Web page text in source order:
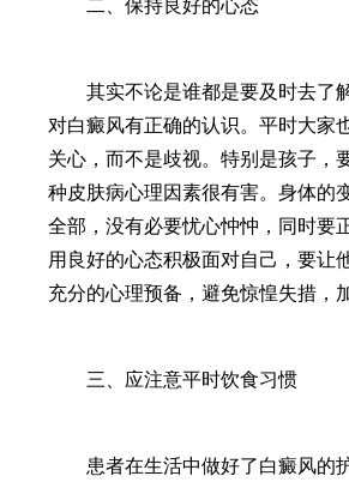
二、保持良好的心态
其实不论是谁都是要及时去了
对白癜风有正确的认识。平时大家
关心，而不是歧视。特别是孩子，
种皮肤病心理因素很有害。身体的
全部，没有必要忧心忡忡，同时要
用良好的心态积极面对自己，要让
充分的心理预备，避免惊惶失措，
三、应注意平时饮食习惯
患者在生活中做好了白癜风的